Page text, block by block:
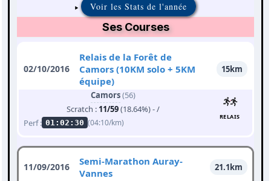
Voir les Stats de l'année
Ses Courses
02/10/2016
Relais de la Forêt de
Camors (10KM solo + 5KM
équipe)
15km
Camors(56)
Scratch : 11/59(18.64%) - /
Perf : 01:02:30 (04:10/km)
RELAIS
11/09/2016
Semi-Marathon Auray-
Vannes
21.1km